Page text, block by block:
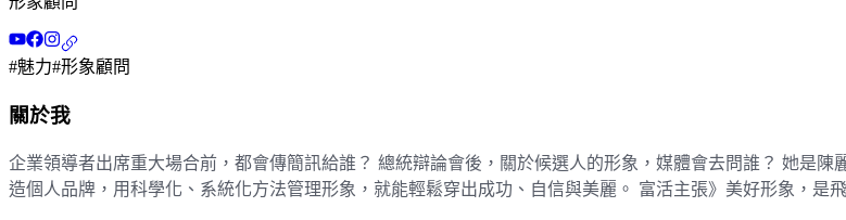
#魅力#形象顧問
關於我
企業領導者出席重大場合前，都會傳簡訊給誰？ 總統辯論會後，關於候選人的形象，媒體會去問誰？ 她是
造個人品牌，用科學化、系統化方法管理形象，就能輕鬆穿出成功、自信與美麗。 富活主張》美好形象，是